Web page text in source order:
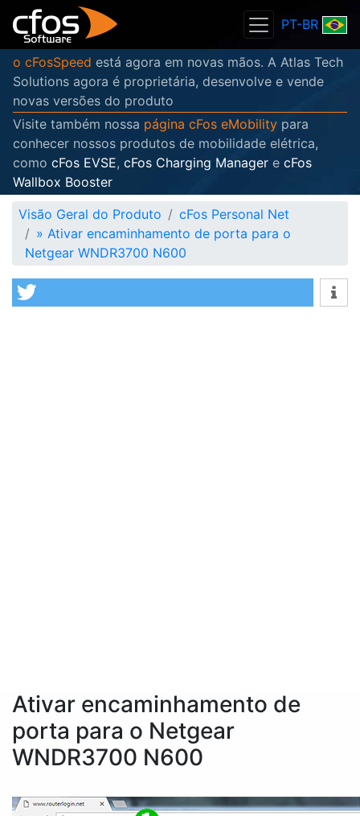
PT-BR
o cFosSpeed está agora em novas mãos. A Atlas Tech
Solutions agora é proprietária, desenvolve e vende
novas versões do produto
Visite também nossa página cFos eMobility para
conhecer nossos produtos de mobilidade elétrica,
como cFos EVSE, cFos Charging Manager e cFos
Wallbox Booster
Visão Geral do Produto
cFos Personal Net
» Ativar encaminhamento de porta para o
Netgear WNDR3700 N600
Ativar encaminhamento de
porta para o Netgear
WNDR3700 N600